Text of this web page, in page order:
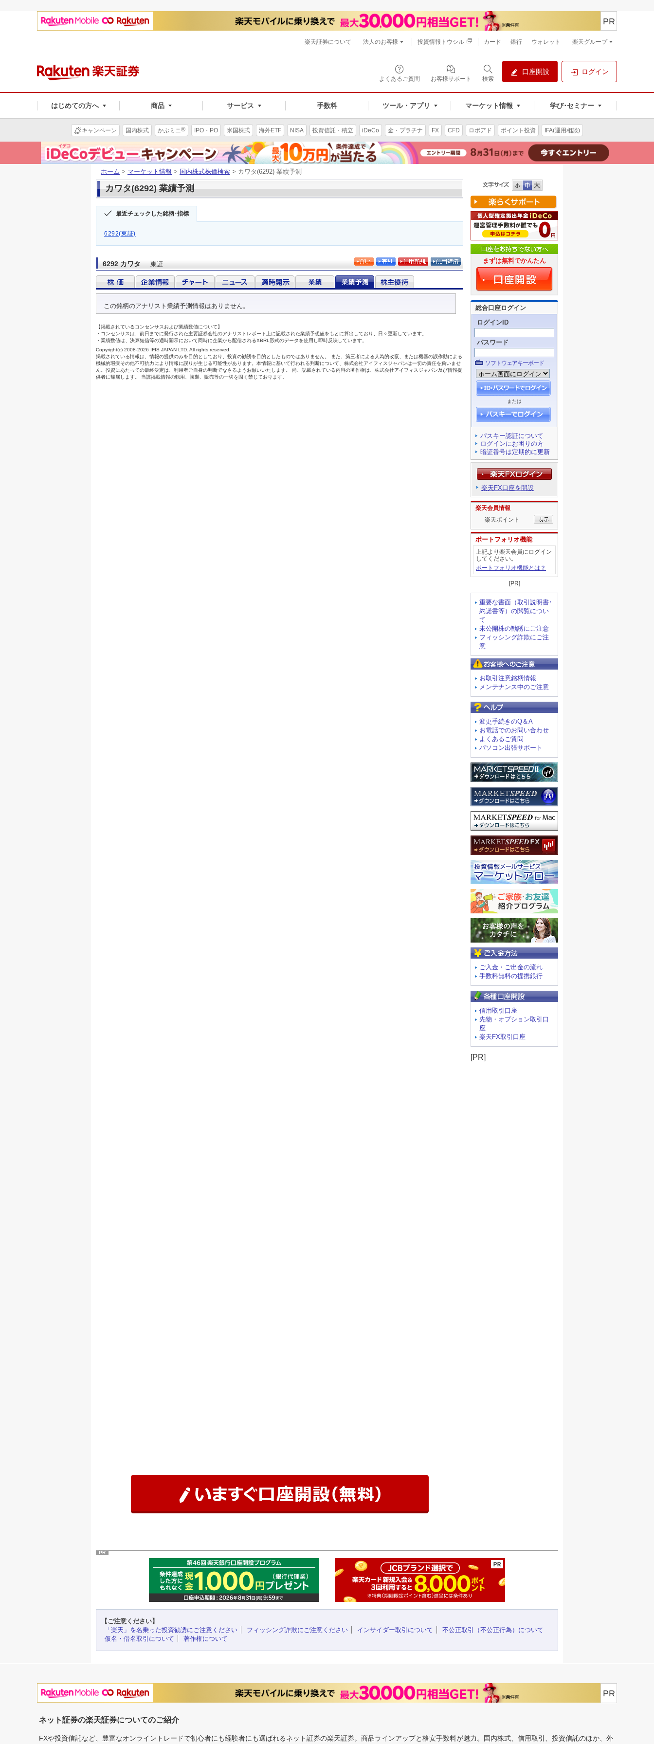
よくあるご質問 お客様サポート 検索
口座開設 ログイン
はじめての方へ 商品 サービス 手数料 ツール・アプリ マーケット情報 学び･セミナー
PR
楽天証券について 法人のお客様 投資情報トウシル カード 銀行 ウォレット 楽天グループ
キャンペーン 国内株式 かぶミニ® IPO・PO 米国株式 海外ETF NISA 投資信託・積立 iDeCo 金・プラチナ FX CFD ロボアド ポイント投資 IFA(運用相談)
ホーム > マーケット情報 > 国内株式株価検索 > カワタ(6292) 業績予測
カワタ(6292) 業績予測
最近チェックした銘柄･指標
6292(東証)
6292 カワタ 東証 まずは無料でかんたん
総合口座ログイン
ログインID
パスワード
ソフトウェアキーボード
または
パスキー認証について
ログインにお困りの方
暗証番号は定期的に更新
楽天FX口座を開設
楽天会員情報
楽天ポイント
ポートフォリオ機能
上記より楽天会員にログイン
してください。
ポートフォリオ機能とは？
[PR]
重要な書面（取引説明書･
約諾書等）の閲覧につい
て
未公開株の勧誘にご注意
フィッシング詐欺にご注
意
お取引注意銘柄情報
メンテナンス中のご注意
変更手続きのQ＆A
お電話でのお問い合わせ
よくあるご質問
パソコン出張サポート
ご入金・ご出金の流れ
手数料無料の提携銀行
信用取引口座
先物・オプション取引口
座
楽天FX取引口座
[PR]
PR
【ご注意ください】
「楽天」を名乗った投資勧誘にご注意ください
フィッシング詐欺にご注意ください インサイダー取引について
不公正取引（不公正行為）について
仮名・借名取引について
著作権について
PR
ネット証券の楽天証券についてのご紹介
FXや投資信託など、豊富なオンライントレードで初心者にも経験者にも選ばれるネット証券の楽天証券。商品ラインアップと格安手数料が魅力。国内株式、信用取引、投資信託のほか、外